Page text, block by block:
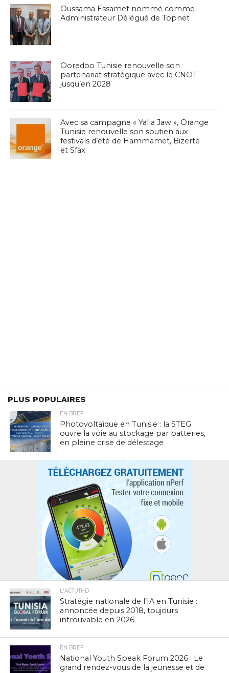
Oussama Essamet nommé comme
Administrateur Délégué de Topnet
Ooredoo Tunisie renouvelle son
partenariat stratégique avec le CNOT
jusqu’en 2028
Avec sa campagne « Yalla Jaw », Orange
Tunisie renouvelle son soutien aux
festivals d’été de Hammamet, Bizerte
et Sfax
PLUS POPULAIRES
EN BREF
Photovoltaïque en Tunisie : la STEG
ouvre la voie au stockage par batteries,
en pleine crise de délestage
L'ACTUTHD
Stratégie nationale de l’IA en Tunisie :
annoncée depuis 2018, toujours
introuvable en 2026
EN BREF
National Youth Speak Forum 2026 : Le
grand rendez-vous de la jeunesse et de